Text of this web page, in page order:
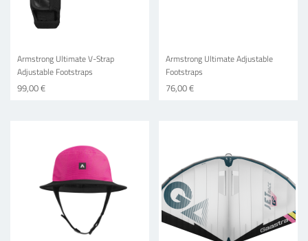
Armstrong Ultimate V-Strap
Adjustable Footstraps
99,00 €
Armstrong Ultimate Adjustable
Footstraps
76,00 €